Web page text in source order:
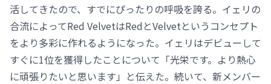
活してきたので、すでにぴったりの呼吸を誇る。イェリの
合流によってRed VelvetはRedとVelvetというコンセプト
をより多彩に作れるようになった。イェリはデビューして
すぐに1位を獲得したことについて「光栄です。より熱心
に頑張りたいと思います」と伝えた。続いて、新メンバー